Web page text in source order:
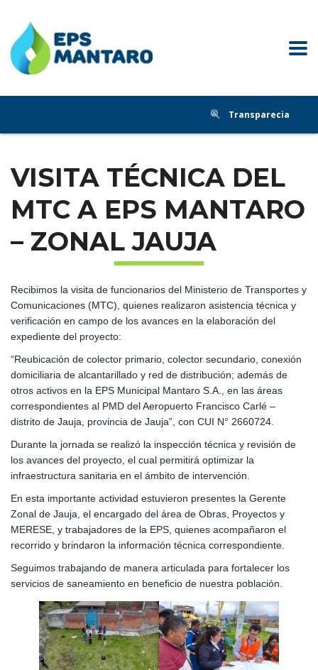
Transparecia
VISITA TÉCNICA DEL
MTC A EPS MANTARO
– ZONAL JAUJA
Recibimos la visita de funcionarios del Ministerio de Transportes y
Comunicaciones (MTC), quienes realizaron asistencia técnica y
verificación en campo de los avances en la elaboración del
expediente del proyecto:
“Reubicación de colector primario, colector secundario, conexión
domiciliaria de alcantarillado y red de distribución; además de
otros activos en la EPS Municipal Mantaro S.A., en las áreas
correspondientes al PMD del Aeropuerto Francisco Carlé –
distrito de Jauja, provincia de Jauja”, con CUI N° 2660724.
Durante la jornada se realizó la inspección técnica y revisión de
los avances del proyecto, el cual permitirá optimizar la
infraestructura sanitaria en el ámbito de intervención.
En esta importante actividad estuvieron presentes la Gerente
Zonal de Jauja, el encargado del área de Obras, Proyectos y
MERESE, y trabajadores de la EPS, quienes acompañaron el
recorrido y brindaron la información técnica correspondiente.
Seguimos trabajando de manera articulada para fortalecer los
servicios de saneamiento en beneficio de nuestra población.